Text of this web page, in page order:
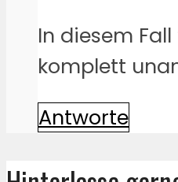
In diesem
komplett
Antworte